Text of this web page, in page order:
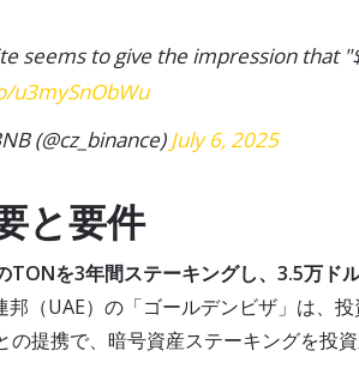
seems to give the impression that
u3mySnObWu
(@cz_binance)July 6, 2025
と要件
TONを3年間ステーキングし、3.5万ド
邦（UAE）の「ゴールデンビザ」は、
の提携で、暗号資産ステーキングを投資